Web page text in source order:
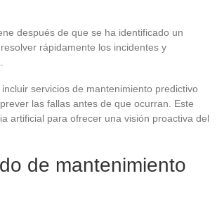
después de que se ha identificado un
rápidamente los incidentes y
servicios de mantenimiento predictivo
las fallas antes de que ocurran. Este
artificial para ofrecer una visión proactiva del
de mantenimiento